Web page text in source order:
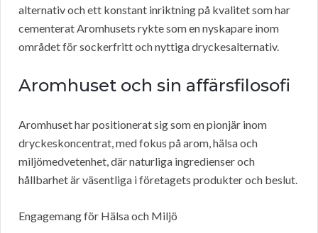
alternativ och ett konstant inriktning på kvalitet som har
cementerat Aromhusets rykte som en nyskapare inom
området för sockerfritt och nyttiga dryckesalternativ.
Aromhuset och sin affärsfilosofi
Aromhuset har positionerat sig som en pionjär inom
dryckeskoncentrat, med fokus på arom, hälsa och
miljömedvetenhet, där naturliga ingredienser och
hållbarhet är väsentliga i företagets produkter och beslut.
Engagemang för Hälsa och Miljö